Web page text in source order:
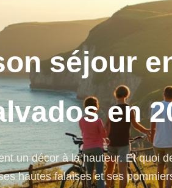
séjour
en
un décor à la hauteur. Et quoi
hautes falaises et ses